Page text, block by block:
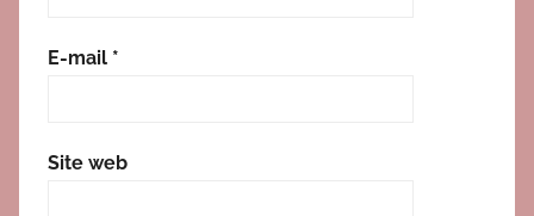
E-mail *
Site web